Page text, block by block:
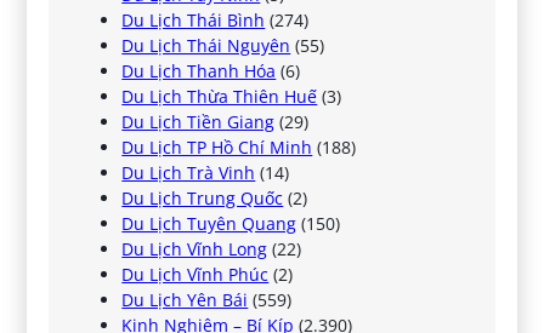
Du Lịch Thái Bình (274)
Du Lịch Thái Nguyên (55)
Du Lịch Thanh Hóa (6)
Du Lịch Thừa Thiên Huế (3)
Du Lịch Tiền Giang (29)
Du Lịch TP Hồ Chí Minh (188)
Du Lịch Trà Vinh (14)
Du Lịch Trung Quốc (2)
Du Lịch Tuyên Quang (150)
Du Lịch Vĩnh Long (22)
Du Lịch Vĩnh Phúc (2)
Du Lịch Yên Bái (559)
Kinh Nghiệm – Bí Kíp (2.390)